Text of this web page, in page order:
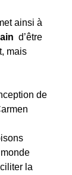
ainsi à
d’être
mais
de
la